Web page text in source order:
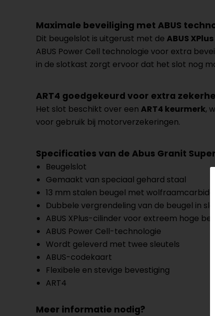
Maximale beveiliging met ABUS
Dit beugelslot is uitgerust met de ABUS
ABUS Power Cell technologie voor extra
in de slotkast zorgt ervoor dat het slot nog
ART4 goedgekeurd voor extra
Het slot beschikt over een ART4 keurmerk,
voor gebruik bij motorverzekeringen.
Specificaties van de Abus Granit
Beugelslot
Gemaakt van speciaal gehard staal
13 mm stalen beugel met wolfraamcarbide
Dubbele vergrendeling van de beugel in
ABUS XPlus-cilinder voor extreem hoge
ABUS Power Cell-technologie
Wordt geleverd met twee sleutels
ABUS-codekaart
Flexibele en stevige bevestiging
ART4
Meer informatie nodig?